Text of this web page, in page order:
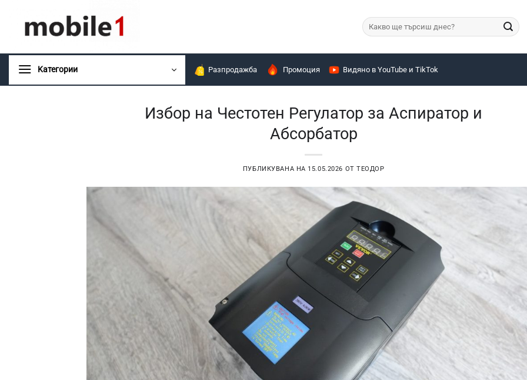
content
Търсене
за:
Kатегории Разпродажба Промоция Видяно в YouTube и TikTok
Избор на Честотен Регулатор за Аспиратор и
Абсорбатор
ПУБЛИКУВАНА НА 15.05.2026 ОТТЕОДОР